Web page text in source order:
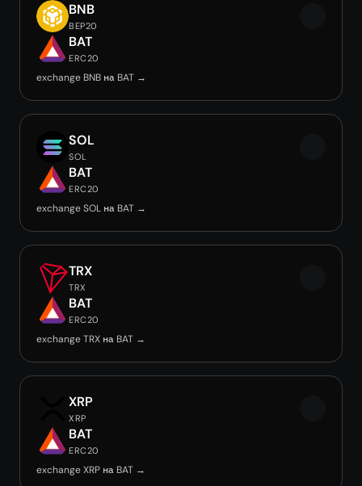
BNB
BEP20
BAT
ERC20
exchange BNB на BAT →
SOL
SOL
BAT
ERC20
exchange SOL на BAT →
TRX
TRX
BAT
ERC20
exchange TRX на BAT →
XRP
XRP
BAT
ERC20
exchange XRP на BAT →